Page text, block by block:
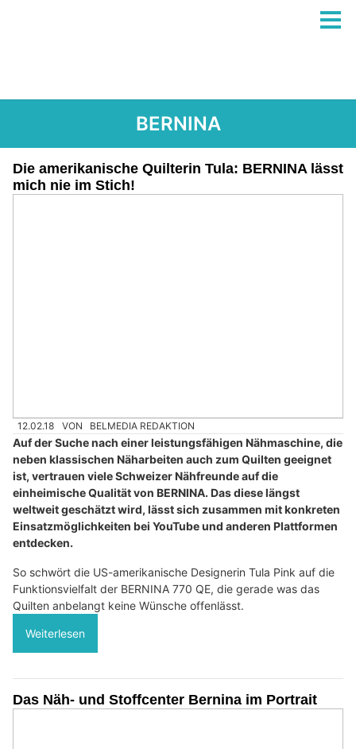
BERNINA
Die amerikanische Quilterin Tula: BERNINA lässt
mich nie im Stich!
12.02.18 VON BELMEDIA REDAKTION
Auf der Suche nach einer leistungsfähigen Nähmaschine, die
neben klassischen Näharbeiten auch zum Quilten geeignet
ist, vertrauen viele Schweizer Nähfreunde auf die
einheimische Qualität von BERNINA. Das diese längst
weltweit geschätzt wird, lässt sich zusammen mit konkreten
Einsatzmöglichkeiten bei YouTube und anderen Plattformen
entdecken.
So schwört die US-amerikanische Designerin Tula Pink auf die
Funktionsvielfalt der BERNINA 770 QE, die gerade was das
Quilten anbelangt keine Wünsche offenlässt.
Weiterlesen
Das Näh- und Stoffcenter Bernina im Portrait